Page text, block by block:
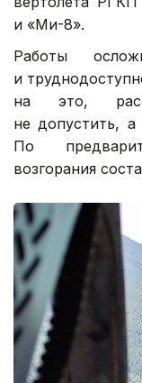
и «Ми-8».
Работы
и
на это,
не допустить,
По
возгорания